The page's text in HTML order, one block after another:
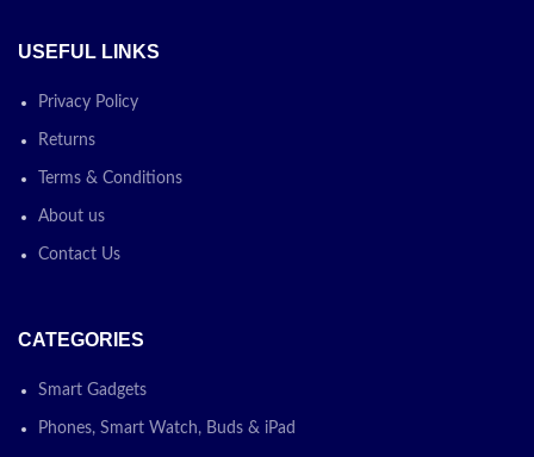
USEFUL LINKS
Privacy Policy
Returns
Terms & Conditions
About us
Contact Us
CATEGORIES
Smart Gadgets
Phones, Smart Watch, Buds & iPad